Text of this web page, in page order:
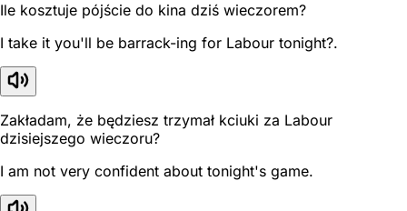
Ile kosztuje pójście do kina dziś wieczorem?
I take it you'll be barrack-ing for Labour tonight?.
Zakładam, że będziesz trzymał kciuki za Labour
dzisiejszego wieczoru?
I am not very confident about tonight's game.